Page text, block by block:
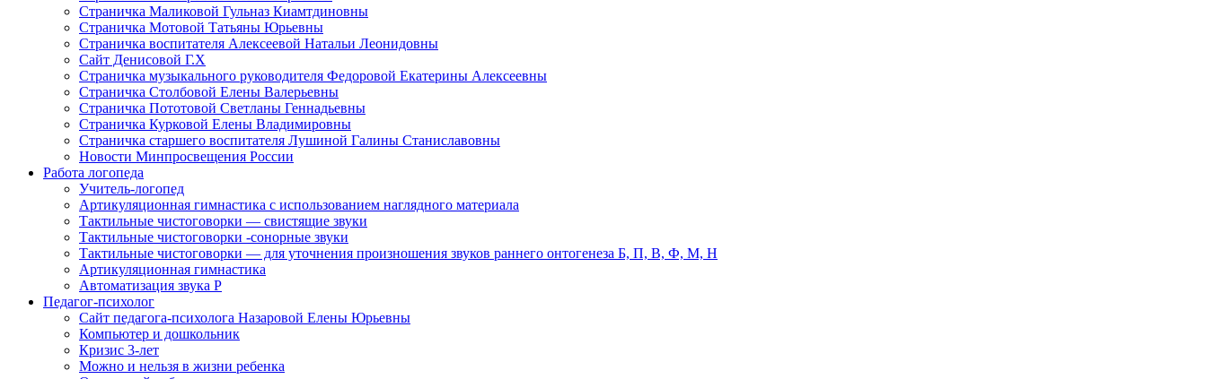
Страничка Маликовой Гульназ Киамтдиновны
Страничка Мотовой Татьяны Юрьевны
Cтраничка воспитателя Алексеевой Натальи Леонидовны
Сайт Денисовой Г.Х
Страничка музыкального руководителя Федоровой Екатерины Алексеевны
Страничка Столбовой Елены Валерьевны
Страничка Пототовой Светланы Геннадьевны
Страничка Курковой Елены Владимировны
Страничка старшего воспитателя Лушиной Галины Станиславовны
Новости Минпросвещения России
Работа логопеда
Учитель-логопед
Артикуляционная гимнастика с использованием наглядного материала
Тактильные чистоговорки — свистящие звуки
Тактильные чистоговорки -сонорные звуки
Тактильные чистоговорки — для уточнения произношения звуков раннего онтогенеза Б, П, В, Ф, М, Н
Артикуляционная гимнастика
Автоматизация звука Р
Педагог-психолог
Сайт педагога-психолога Назаровой Елены Юрьевны
Компьютер и дошкольник
Кризис 3-лет
Можно и нельзя в жизни ребенка